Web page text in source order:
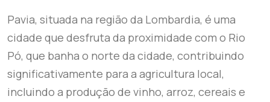
Pavia, situada na região da Lombardia, é uma
cidade que desfruta da proximidade com o Rio
Pó, que banha o norte da cidade, contribuindo
significativamente para a agricultura local,
incluindo a produção de vinho, arroz, cereais e